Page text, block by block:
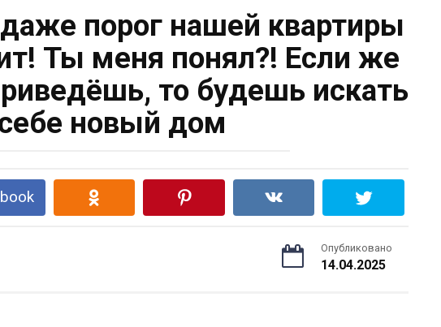
порог нашей квартиры
Ты меня понял?! Если же
то будешь искать
новый дом
Опубликовано
14.04.2025